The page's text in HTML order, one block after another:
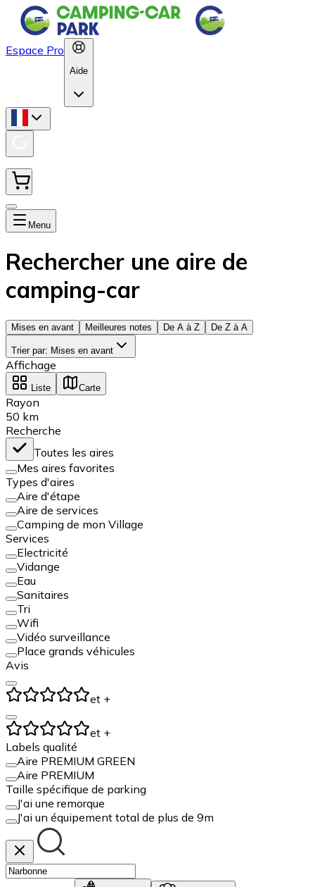
Espace Pro
Aide
Menu
Rechercher une aire de
camping-car
Mises en avant Meilleures notes De A à Z De Z à A
Trier par: Mises en avant
Affichage
Liste Carte
Rayon
50 km
Recherche
Toutes les aires
Mes aires favorites
Types d'aires
Aire d'étape
Aire de services
Camping de mon Village
Services
Electricité
Vidange
Eau
Sanitaires
Tri
Wifi
Vidéo surveillance
Place grands véhicules
Avis
et +
et +
Labels qualité
Aire PREMIUM GREEN
Aire PREMIUM
Taille spécifique de parking
J'ai une remorque
J'ai un équipement total de plus de 9m